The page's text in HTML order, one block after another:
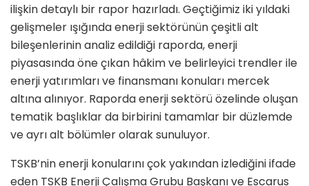
ilişkin detaylı bir rapor hazırladı. Geçtiğimiz iki yıldaki
gelişmeler ışığında enerji sektörünün çeşitli alt
bileşenlerinin analiz edildiği raporda, enerji
piyasasında öne çıkan hâkim ve belirleyici trendler ile
enerji yatırımları ve finansmanı konuları mercek
altına alınıyor. Raporda enerji sektörü özelinde oluşan
tematik başlıklar da birbirini tamamlar bir düzlemde
ve ayrı alt bölümler olarak sunuluyor.
TSKB’nin enerji konularını çok yakından izlediğini ifade
eden TSKB Enerji Çalışma Grubu Başkanı ve Escarus